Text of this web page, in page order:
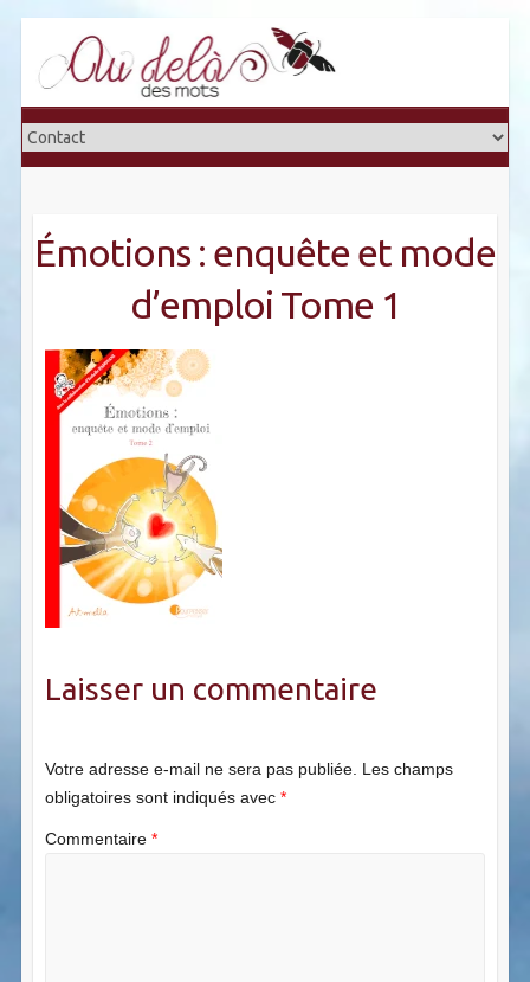
content
Émotions : enquête et mode
d’emploi Tome 1
Laisser un commentaire
Votre adresse e-mail ne sera pas publiée. Les champs
obligatoires sont indiqués avec *
Commentaire *